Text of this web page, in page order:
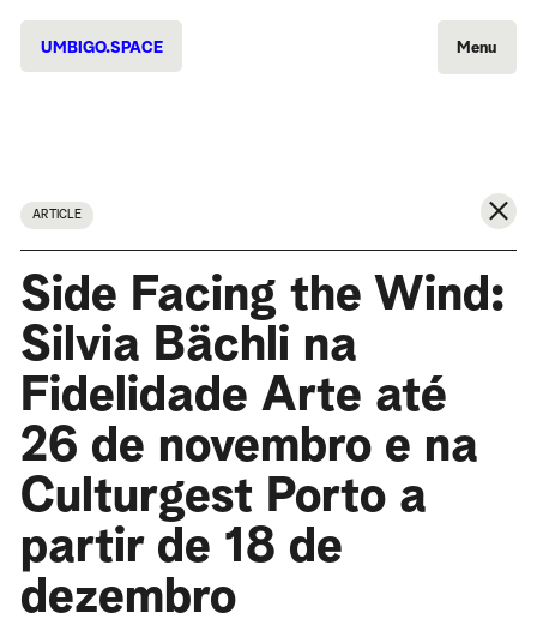
UMBIGO.SPACE Menu
ARTICLE
Side Facing the Wind:
Silvia Bächli na
Fidelidade Arte até
26 de novembro e na
Culturgest Porto a
partir de 18 de
dezembro